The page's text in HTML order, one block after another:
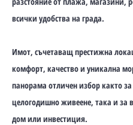
всички удобства на града.
Имот, съчетаващ престижна
комфорт, качество и уникална
панорама отличен избор както за
целогодишно живеене, така и за
дом или инвестиция.